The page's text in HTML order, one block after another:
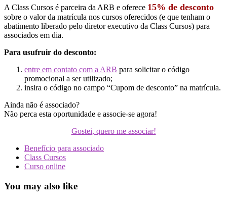
A Class Cursos é parceira da ARB e oferece 15% de desconto
sobre o valor da matrícula nos cursos oferecidos (e que tenham o
abatimento liberado pelo diretor executivo da Class Cursos) para
associados em dia.
Para usufruir do desconto:
entre em contato com a ARB para solicitar o código
promocional a ser utilizado;
insira o código no campo “Cupom de desconto” na matrícula.
Ainda não é associado?
Não perca esta oportunidade e associe-se agora!
Gostei, quero me associar!
Benefício para associado
Class Cursos
Curso online
You may also like